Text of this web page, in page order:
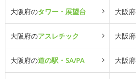
大阪府のタワー・展望台 大阪
大阪府のアスレチック 大阪
大阪府の道の駅・SA/PA 大阪